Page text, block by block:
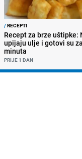
/RECEPTI
Recept za brze uštipke:
upijaju ulje i gotovi su
minuta
PRIJE 1 DAN